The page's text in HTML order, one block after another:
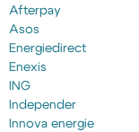
Afterpay
Asos
Energiedirect
Enexis
ING
Independer
Innova energie